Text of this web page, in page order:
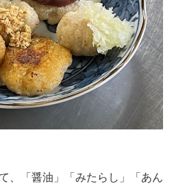
、「醤油」「みたらし」「あん